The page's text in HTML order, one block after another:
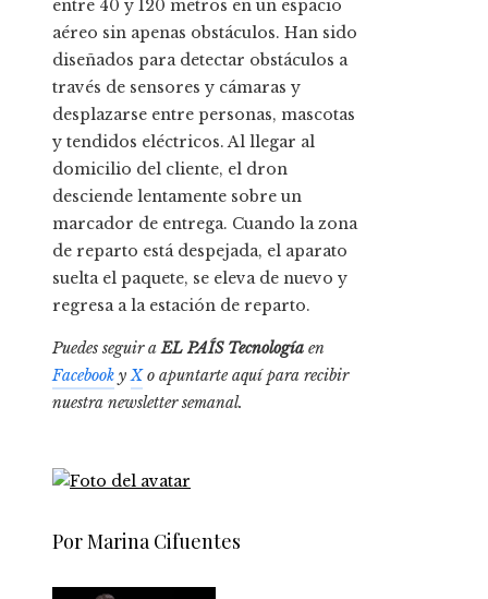
entre 40 y 120 metros en un espacio
aéreo sin apenas obstáculos. Han sido
diseñados para detectar obstáculos a
través de sensores y cámaras y
desplazarse entre personas, mascotas
y tendidos eléctricos. Al llegar al
domicilio del cliente, el dron
desciende lentamente sobre un
marcador de entrega. Cuando la zona
de reparto está despejada, el aparato
suelta el paquete, se eleva de nuevo y
regresa a la estación de reparto.
Puedes seguir aEL PAÍS Tecnología en
Facebook yXo apuntarte aquí para recibir
nuestra newsletter semanal.
Por Marina Cifuentes